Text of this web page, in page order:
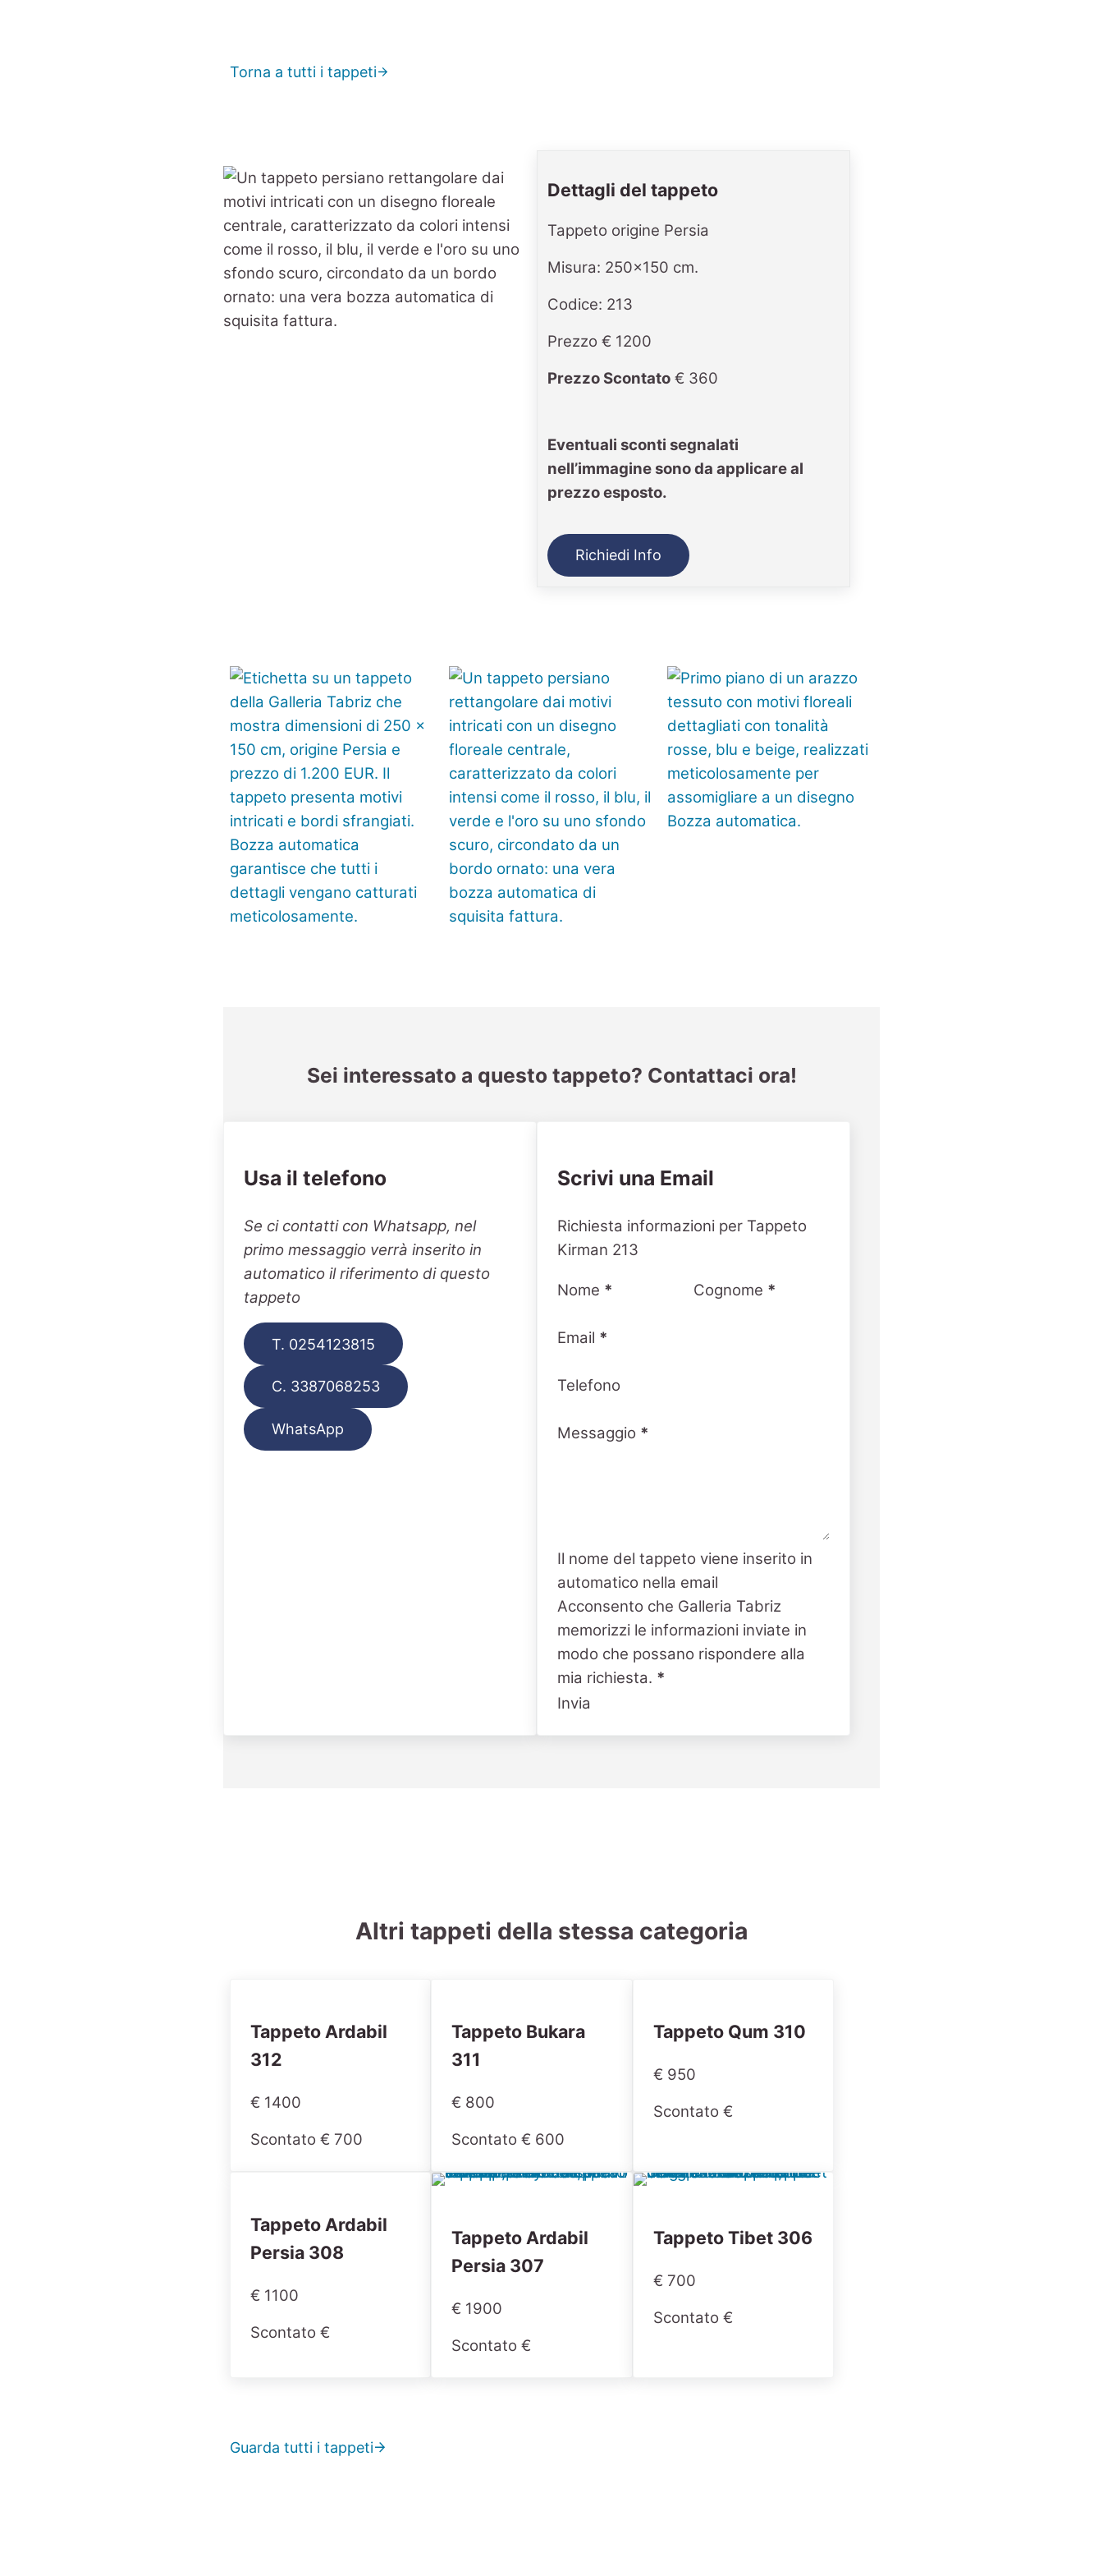
Torna a tutti i tappeti
Dettagli del tappeto
Tappeto origine Persia
Misura: 250x150 cm.
Codice: 213
Prezzo € 1200
Prezzo Scontato€ 360
Eventuali sconti segnalati
nell’immagine sono da applicare al
prezzo esposto.
Richiedi Info
Sei interessato a questo tappeto? Contattaci ora!
Usa il telefono
Se ci contatti con Whatsapp, nel
primo messaggio verrà inserito in
automatico il riferimento di questo
tappeto
T. 0254123815
C. 3387068253
WhatsApp
Scrivi una Email
Section
Richiesta informazioni per Tappeto
Kirman 213
Nome * Cognome *
Email *
Telefono
Messaggio *
Il nome del tappeto viene inserito in
automatico nella email
Acconsento che Galleria Tabriz
memorizzi le informazioni inviate in
modo che possano rispondere alla
mia richiesta. *
Invia
Altri tappeti della stessa categoria
Tappeto Ardabil
312
€ 1400
Scontato € 700
Tappeto Bukara
311
€ 800
Scontato € 600
Tappeto Qum 310
€ 950
Scontato €
Tappeto Ardabil
Persia 308
€ 1100
Scontato €
Tappeto Ardabil
Persia 307
€ 1900
Scontato €
Tappeto Tibet 306
€ 700
Scontato €
Guarda tutti i tappeti